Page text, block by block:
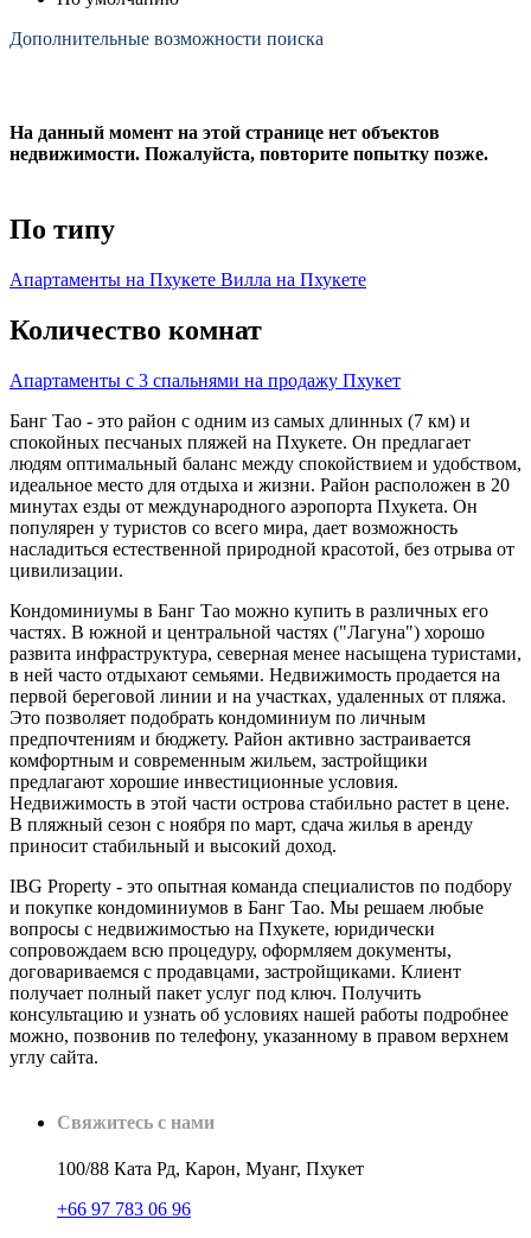
Банг Тао - это район с одним из самых длинных (7 км) и
спокойных песчаных пляжей на Пхукете. Он предлагает
людям оптимальный баланс между спокойствием и удобством,
идеальное место для отдыха и жизни. Район расположен в 20
минутах езды от международного аэропорта Пхукета. Он
популярен у туристов со всего мира, дает возможность
насладиться естественной природной красотой, без отрыва от
цивилизации.
Кондоминиумы в Банг Тао можно купить в различных его
частях. В южной и центральной частях ("Лагуна") хорошо
развита инфраструктура, северная менее насыщена туристами,
в ней часто отдыхают семьями. Недвижимость продается на
первой береговой линии и на участках, удаленных от пляжа.
Это позволяет подобрать кондоминиум по личным
предпочтениям и бюджету. Район активно застраивается
комфортным и современным жильем, застройщики
предлагают хорошие инвестиционные условия.
Недвижимость в этой части острова стабильно растет в цене.
В пляжный сезон с ноября по март, сдача жилья в аренду
приносит стабильный и высокий доход.
IBG Property - это опытная команда специалистов по подбору
и покупке кондоминиумов в Банг Тао. Мы решаем любые
вопросы с недвижимостью на Пхукете, юридически
сопровождаем всю процедуру, оформляем документы,
договариваемся с продавцами, застройщиками. Клиент
получает полный пакет услуг под ключ. Получить
консультацию и узнать об условиях нашей работы подробнее
можно, позвонив по телефону, указанному в правом верхнем
углу сайта.
Дополнительные возможности поиска
На данный момент на этой странице нет объектов
недвижимости. Пожалуйста, повторите попытку позже.
По типу
Апартаменты на Пхукете Вилла на Пхукете
Количество комнат
Апартаменты с 3 спальнями на продажу Пхукет
Свяжитесь с нами
100/88 Ката Рд, Карон, Муанг, Пхукет
+66 97 783 06 96